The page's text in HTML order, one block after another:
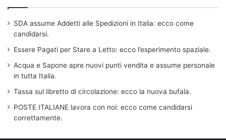
SDA assume Addetti alle Spedizioni in Italia: ecco come
candidarsi.
Essere Pagati per Stare a Letto: ecco l’esperimento spaziale.
Acqua e Sapone apre nuovi punti vendita e assume personale
in tutta Italia.
Tassa sul libretto di circolazione: ecco la nuova bufala.
POSTE ITALIANE lavora con noi: ecco come candidarsi
correttamente.